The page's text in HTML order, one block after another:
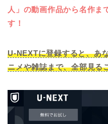
人」の動画作品から名作ま
す！
U-NEXTに登録すると、あ
ニメや雑誌まで、全部見る